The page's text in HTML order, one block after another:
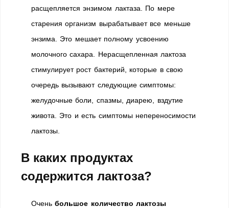
расщепляется энзимом лактаза. По мере
старения организм вырабатывает все меньше
энзима. Это мешает полному усвоению
молочного сахара. Нерасщепленная лактоза
стимулирует рост бактерий, которые в свою
очередь вызывают следующие симптомы:
желудочные боли, спазмы, диарею, вздутие
живота. Это и есть симптомы непереносимости
лактозы.
В каких продуктах
содержится лактоза?
Оченьбольшое количество лактозы